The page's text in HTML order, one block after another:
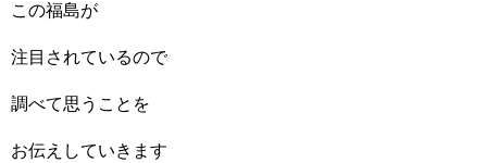
この福島が
注目されているので
調べて思うことを
お伝えしていきます